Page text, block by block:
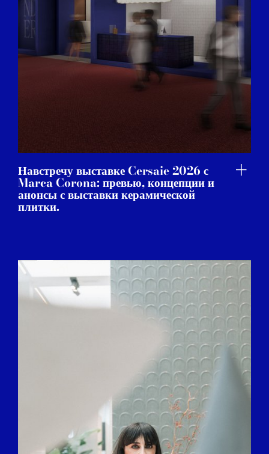
Навстречу выставке Cersaie 2026 с
Marca Corona: превью, концепции и
анонсы с выставки керамической
плитки.